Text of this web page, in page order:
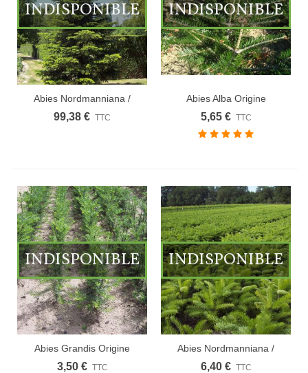
INDISPONIBLE
Abies Nordmanniana /
Sapin de...
99,38 € TTC
INDISPONIBLE
Abies Alba Origine
Forestière /...
5,65 € TTC
INDISPONIBLE
Abies Grandis Origine
Forestière...
3,50 € TTC
INDISPONIBLE
Abies Nordmanniana /
Sapin de...
6,40 € TTC